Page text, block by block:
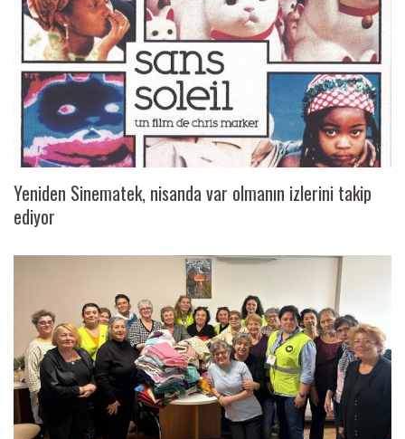
Yeniden Sinematek, nisanda var olmanın izlerini takip
ediyor